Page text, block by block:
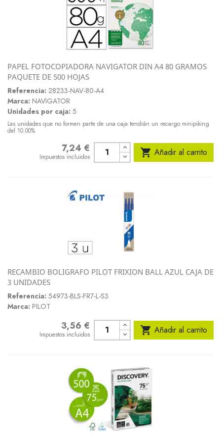
PAPEL FOTOCOPIADORA NAVIGATOR DIN A4 80 GRAMOS
PAQUETE DE 500 HOJAS
Referencia: 28233-NAV-80-A4
Marca: NAVIGATOR
Unidades por caja: 5
Las unidades que no formen parte de una caja tendrán un recargo minipiking
del 10.00%
7,24 €
Impuestos incluidos  Añadir al carrito
RECAMBIO BOLIGRAFO PILOT FRIXION BALL AZUL CAJA DE
3 UNIDADES
Referencia: 54973-BLS-FR7-L-S3
Marca: PILOT
3,56 €
Impuestos incluidos  Añadir al carrito